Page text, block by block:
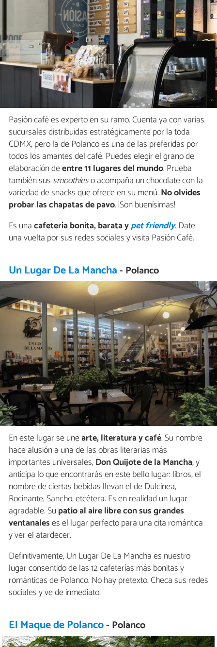
Pasión café es experto en su ramo. Cuenta ya con varias
sucursales distribuidas estratégicamente por la toda
CDMX, pero la de Polanco es una de las preferidas por
todos los amantes del café. Puedes elegir el grano de
elaboración deentre 11 lugares del mundo. Prueba
también sus smoothieso acompaña un chocolate con la
variedad de snacks que ofrece en su menú. No olvides
probar las chapatas de pavo. ¡Son buenísimas!
Es unacafetería bonita, barata ypet friendly. Date
una vuelta por sus redes sociales y visita Pasión Café.
Un Lugar De La Mancha- Polanco
En este lugar se unearte, literatura y café. Su nombre
hace alusión a una de las obras literarias más
importantes universales,Don Quijote de la Mancha, y
anticipa lo que encontrarás en este bello lugar: libros, el
nombre de ciertas bebidas llevan el de Dulcinea,
Rocinante, Sancho, etcétera. Es en realidad un lugar
agradable. Supatio al aire libre con sus grandes
ventanaleses el lugar perfecto para una cita romántica
y ver el atardecer.
Definitivamente, Un Lugar De La Mancha es nuestro
lugar consentido de las 12 cafeterías más bonitas y
románticas de Polanco. No hay pretexto. Checa sus redes
sociales y ve de inmediato.
El Maque de Polanco- Polanco